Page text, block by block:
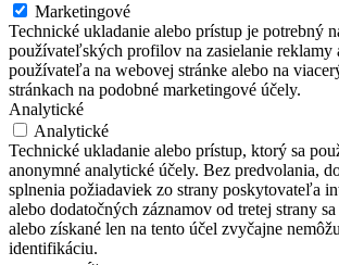
Marketingové
Technické ukladanie alebo prístup je potrebný
používateľských profilov na zasielanie reklamy
používateľa na webovej stránke alebo na
stránkach na podobné marketingové účely.
Analytické
Analytické
Technické ukladanie alebo prístup, ktorý sa
anonymné analytické účely. Bez predvolania,
splnenia požiadaviek zo strany poskytovateľa
alebo dodatočných záznamov od tretej strany
alebo získané len na tento účel zvyčajne
identifikáciu.